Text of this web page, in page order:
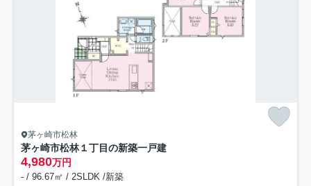
茅ヶ崎市松林
茅ヶ崎市松林１丁目の新築一戸建
4,980万円
- / 96.67㎡ / 2SLDK /新築